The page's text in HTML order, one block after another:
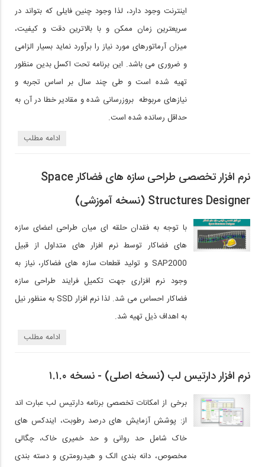
اینترنت وجود دارد، لذا وجود چنین فایلی که بتواند در
سریعترین زمان ممکن و با بالاترین دقت و کیفیت،
میزان آرماتورهای مورد نیاز را برآورد نماید بسیار الزامی
و ضروری می باشد. این برنامه تحت اکسل بدین منظور
تهیه شده است و طی چند سال بر اساس تجربه و
نیازهای مربوطه بروزرسانی شده و مقادیر خطا در آن به
حداقل رسانده شده است.
ادامه مطلب
نرم افزار تخصصی طراحی سازه های فضاکار Space
Structures Designer (نسخه آموزشی)
با توجه به فقدان حلقه ای میان طراحی اعضای سازه
های فضاکار توسط نرم افزار های متداول از قبیل
SAP2000 و تولید قطعات سازه های فضاکار، نیاز به
وجود نرم افزاری جهت تکمیل فرایند طراحی سازه
فضاکار احساس می شد. لذا نرم افزار SSD به منظور نیل
به اهداف ذیل تهیه شد.
ادامه مطلب
نرم افزار دارتیس لب (نسخه اصلی) - نسخه ۱.۱.۰
برخی از امکانات تخصصی برنامه دارتیس لب عبارت اند
از:‌ پوشش آزمایش های درصد رطوبت، ایندکس های
خاک شامل حد روانی و حد خمیری خاک، چگالی
مخصوص، دانه بندی الک و هیدرومتری و دسته بندی